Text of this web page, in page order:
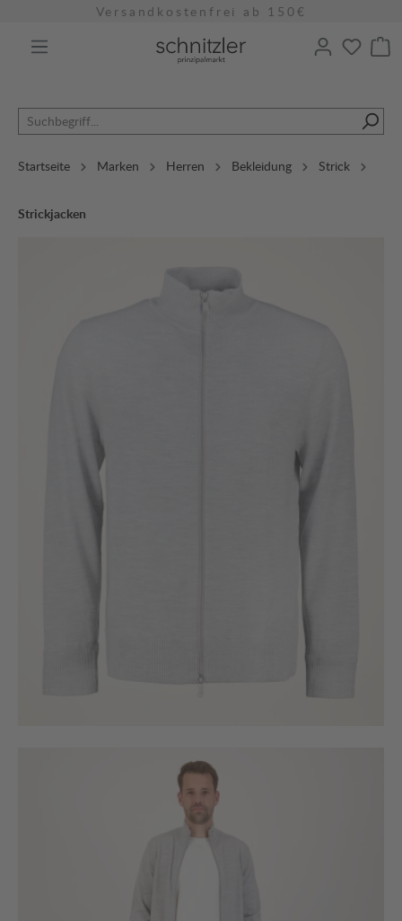
Versandkostenfrei ab 150€
Startseite Marken Herren Bekleidung Strick
Strickjacken